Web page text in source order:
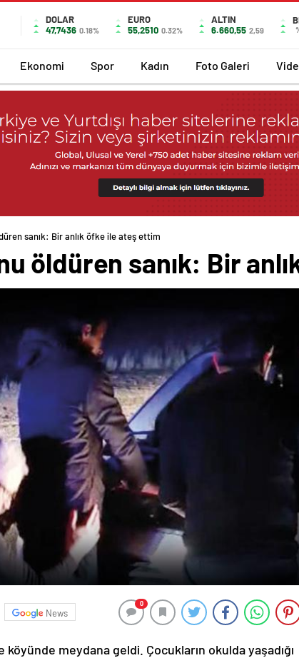
DOLAR
47,7436 0.18%
EURO
55,2510 0.32%
ALTIN
6.660,55 2,59
Ekonomi Spor Kadın Foto Galeri
sanık: Bir anlık öfke ile ateş ettim
öldüren sanık: Bir
News
0
meydana geldi. Çocukların okulda yaşadığı